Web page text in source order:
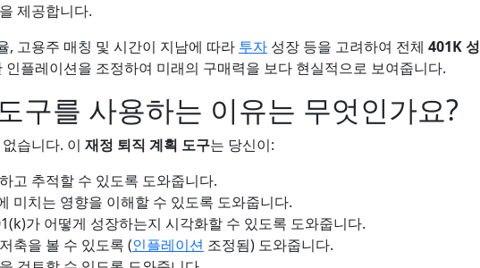
제공합니다.
, 고용주 매칭 및 시간이 지남에 따라 투자 성장 등을 고려하여 전체 401K 성
인플레이션을 조정하여 미래의 구매력을 보다 현실적으로 보여줍니다.
구를 사용하는 이유는 무엇인가요?
습니다. 이 재정 퇴직 계획 도구는 당신이:
고 추적할 수 있도록 도와줍니다.
미치는 영향을 이해할 수 있도록 도와줍니다.
가 어떻게 성장하는지 시각화할 수 있도록 도와줍니다.
축을 볼 수 있도록 (인플레이션 조정됨) 도와줍니다.